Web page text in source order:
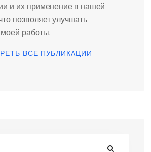
и их применение в нашей
позволяет улучшать
моей работы.
ВСЕ ПУБЛИКАЦИИ